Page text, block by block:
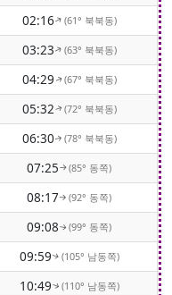
02:16↑(61° 북북동)
03:23↑(63° 북북동)
04:29↑(67° 북북동)
05:32↑(72° 북북동)
06:30↑(78° 북북동)
07:25↑(85° 동쪽)
08:17↑(92° 동쪽)
09:08↑(99° 동쪽)
09:59↑(105° 남동쪽)
10:49↑(110° 남동쪽)